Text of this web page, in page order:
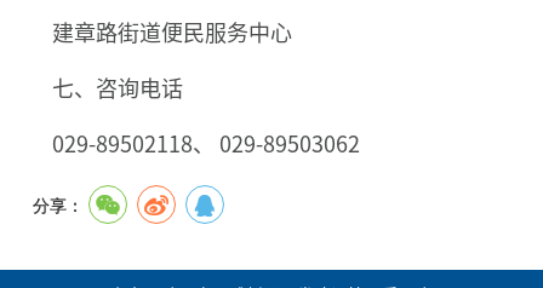
建章路街道便民服务中心
七、咨询电话
029-89502118、 029-89503062
分享：